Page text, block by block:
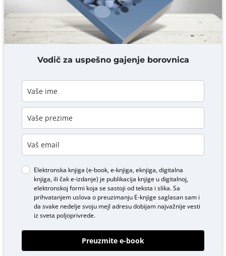
DODAJ KOMENTAR
Vodič za uspešno gajenje borovnica
Elektronska knjiga (e-book, e-knjiga, eknjiga, digitalna
knjiga, ili čak e-izdanje) je publikacija knjige u digitalnoj,
elektronskoj formi koja se sastoji od teksta i slika. Sa
prihvatanjem uslova o preuzimanju E-knjigesaglasan sam i
da svake nedelje svoju mejl adresu dobijam najvažnije vesti
iz sveta poljoprivrede.
Preuzmite e-book